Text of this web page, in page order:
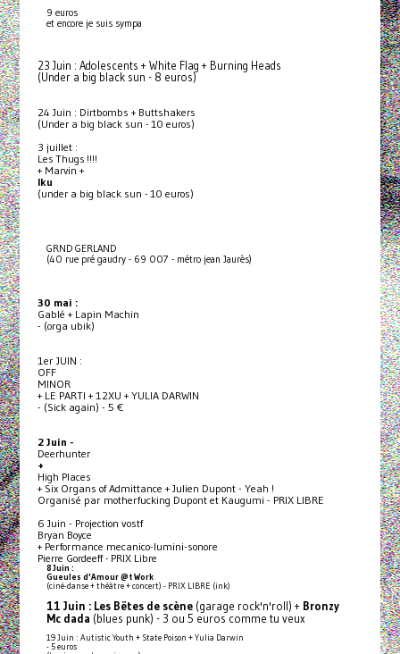
9 euros
et encore je suis sympa
23 Juin : Adolescents + White Flag + Burning Heads
(Under a big black sun - 8 euros)
24 Juin : Dirtbombs + Buttshakers
(Under a big black sun - 10 euros)
3 juillet :
Les Thugs !!!!
+ Marvin +
Iku
(under a big black sun - 10 euros)
GRND GERLAND
(40 rue pré gaudry - 69 007 - métro jean Jaurès)
30 mai :
Gablé + Lapin Machin
- (orga ubik)
1er JUIN :
OFF
MINOR
+ LE PARTI + 12XU + YULIA DARWIN
- (Sick again) - 5 €
2 Juin -
Deerhunter
+
High Places
+ Six Organs of Admittance + Julien Dupont - Yeah !
Organisé par motherfucking Dupont et Kaugumi - PRIX LIBRE
6 Juin - Projection vostf
Bryan Boyce
+ Performance mecanico-lumini-sonore
Pierre Gordeeff - PRIX Libre
8 Juin :
Gueules d'Amour @t Work
(ciné-danse + théâtre + concert) - PRIX LIBRE (ink)
11 Juin : Les Bëtes de scène(garage rock'n'roll) + Bronzy
Mc dada (blues punk) - 3 ou 5 euros comme tu veux
19 Juin : Autistic Youth + State Poison + Yulia Darwin
- 5 euros